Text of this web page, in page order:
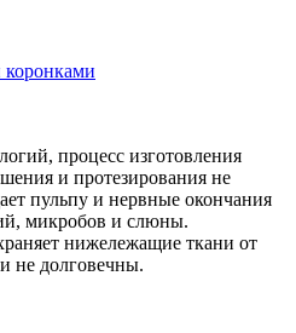
коронками
процесс изготовления
и протезирования не
пульпу и нервные окончания
микробов и слюны.
нижележащие ткани от
не долговечны.